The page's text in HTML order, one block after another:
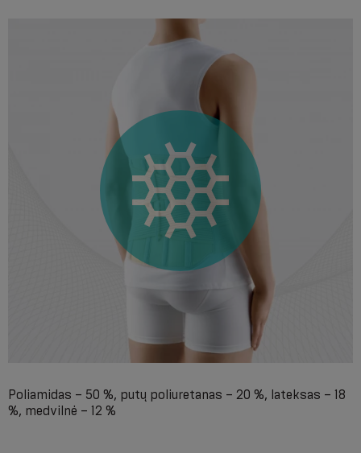
Poliamidas – 50 %, putų poliuretanas – 20 %, lateksas – 18
%, medvilnė – 12 %